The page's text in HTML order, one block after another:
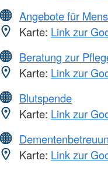
Angebote für
Karte: Link zur
Beratung zur
Karte: Link zur
Blutspende
Karte: Link zur
Karte: Link zur